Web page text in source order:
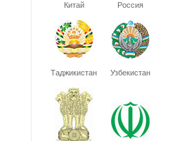
Китай Россия
Таджикистан Узбекистан